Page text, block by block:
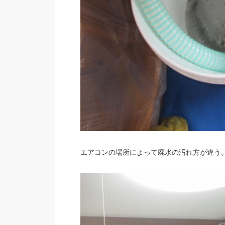
エアコンの場所によって廃水の汚れ方が違う